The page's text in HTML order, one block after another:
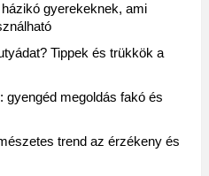
gyerekeknek, ami
Tippek és trükkök a
gyengéd megoldás fakó és
trend az érzékeny és